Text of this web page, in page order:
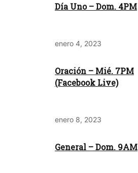
Día Uno – Dom. 4PM
enero 4, 2023
Oración – Mié. 7PM
(Facebook Live)
enero 8, 2023
General – Dom. 9AM